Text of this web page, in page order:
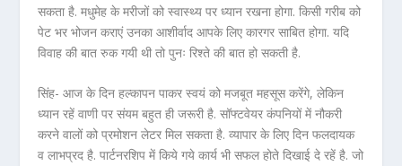
सकता है. मधुमेह के मरीजों को स्वास्थ्य पर ध्यान रखना होगा. किसी गरीब को
पेट भर भोजन कराएं उनका आशीर्वाद आपके लिए कारगर साबित होगा. यदि
विवाह की बात रुक गयी थी तो पुनः रिश्ते की बात हो सकती है.
सिंह- आज के दिन हल्कापन पाकर स्वयं को मजबूत महसूस करेंगे, लेकिन
ध्यान रहें वाणी पर संयम बहुत ही जरूरी है. सॉफ्टवेयर कंपनियों में नौकरी
करने वालों को प्रमोशन लेटर मिल सकता है. व्यापार के लिए दिन फलदायक
व लाभप्रद है. पार्टनरशिप में किये गये कार्य भी सफल होते दिखाई दे रहें है. जो